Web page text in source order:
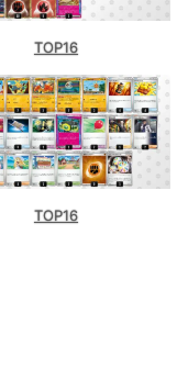
TOP16
TOP16